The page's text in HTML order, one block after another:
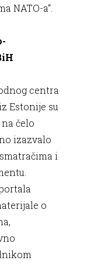
NATO-a“.
centra
Estonije su
čelo
izazvalo
i
o